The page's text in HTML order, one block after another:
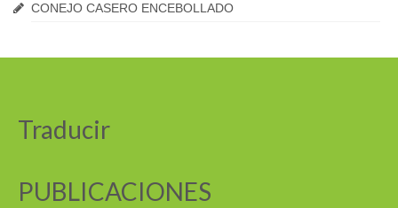
CONEJO CASERO ENCEBOLLADO
Traducir
PUBLICACIONES